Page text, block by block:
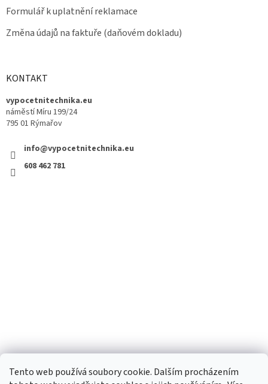
Tento web používá soubory cookie. Dalším procházením
Formulář k uplatnění reklamace
Změna údajů na faktuře (daňovém dokladu)
KONTAKT
vypocetnitechnika.eu
náměstí Míru 199/24
795 01 Rýmařov
info@vypocetnitechnika.eu
608 462 781